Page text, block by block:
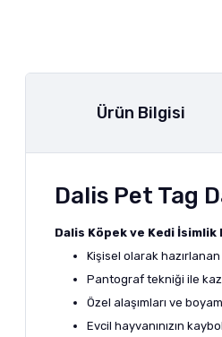
Ürün Bilgisi
Dalis Pet Tag
Dalis Köpek ve Kedi İsimlik
Kişisel olarak
Pantograf tekniği ile
Özel alaşımları ve
Evcil hayvanınızın